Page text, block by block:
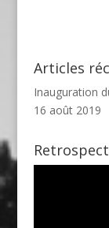
Articles
Inauguration
16 août 2019